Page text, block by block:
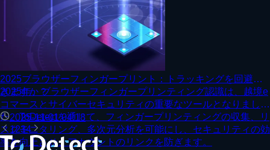
2025ブラウザーフィンガープリント：トラッキングを回避で
きますか？
2025年、ブラウザーフィンガープリンティング認識は、越境e
コマースとサイバーセキュリティの重要なツールとなりまし
た。ToDetectを通じて、フィンガープリンティングの収集、リ
スクモニタリング、多次元分析を可能にし、セキュリティの効
率を向上させ、アカウントのリンクを防ぎます。
2025-11-01 04:18
1234